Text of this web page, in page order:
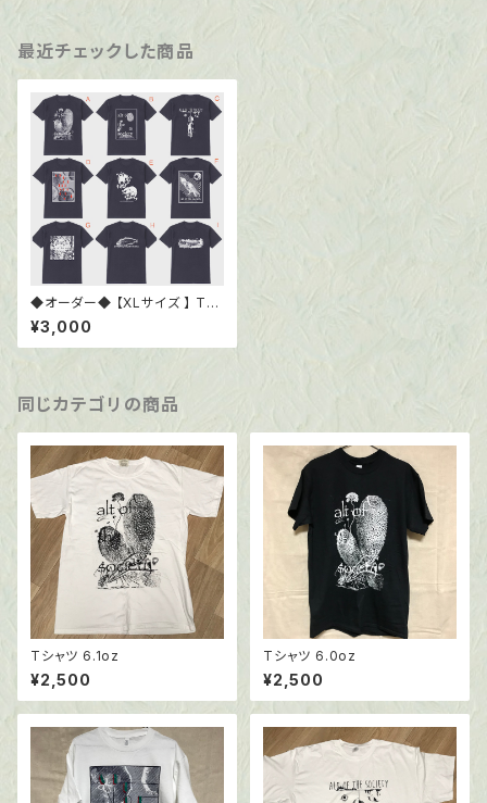
最近チェックした商品
◆オーダー◆ 【XLサイズ 】 Tシ
ャツ6.0oz ブラック
¥3,000
同じカテゴリの商品
Tシャツ 6.1oz
¥2,500
Tシャツ 6.0oz
¥2,500